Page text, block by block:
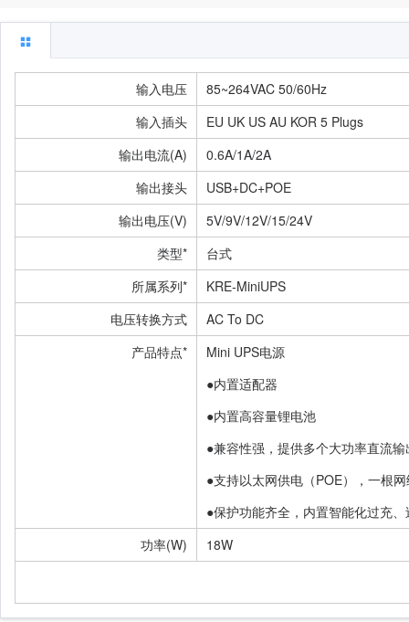
输入电压
85~264VAC 50/60Hz
输入插头
EU UK US AU KOR 5 Plugs
输出电流(A)
0.6A/1A/2A
输出接头
USB+DC+POE
输出电压(V)
5V/9V/12V/15/24V
类型*
台式
所属系列*
KRE-MiniUPS
电压转换方式
AC To DC
产品特点*
Mini UPS电源
●内置适配器
●内置高容量锂电池
●兼容性强，提供多个大功率直流
●支持以太网供电（POE），一根
●保护功能齐全，内置智能化过充
功率(W)
18W